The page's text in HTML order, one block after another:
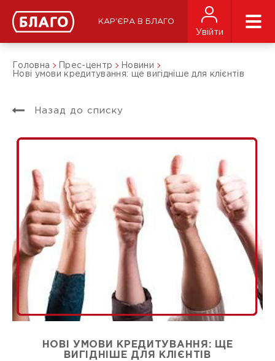
КАР'ЄРА В БЛАГО
Увійти
Головна Прес-центр
Новини
Нові умови кредитування: ще вигідніше для клієнтів
Назад до списку
НОВІ УМОВИ КРЕДИТУВАННЯ: ЩЕ
ВИГІДНІШЕ ДЛЯ КЛІЄНТІВ